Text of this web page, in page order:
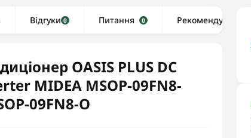
Рушникосушки водяні
Відгуки 0 Питання 0 Рекомендуємо
OASIS PLUS DC
MIDEA MSOP-09FN8-
09FN8-O